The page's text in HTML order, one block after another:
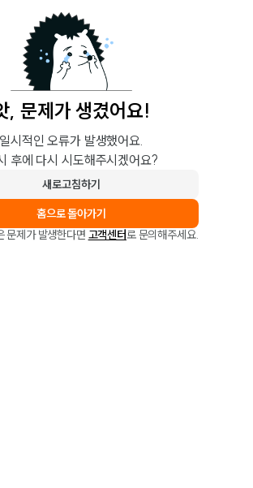
, 문제가 생겼어요!
일시적인 오류가 발생했어요.
후에 다시 시도해주시겠어요?
새로고침하기
홈으로 돌아가기
문제가 발생한다면 고객센터로 문의해주세요.